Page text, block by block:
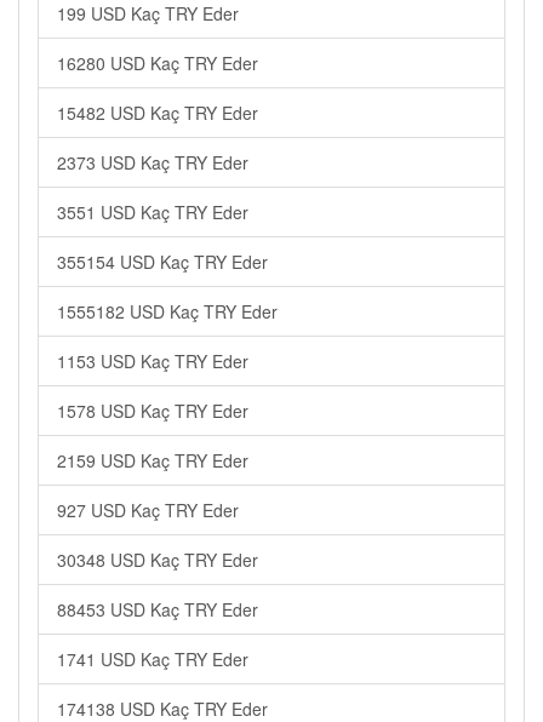
199 USD Kaç TRY Eder
16280 USD Kaç TRY Eder
15482 USD Kaç TRY Eder
2373 USD Kaç TRY Eder
3551 USD Kaç TRY Eder
355154 USD Kaç TRY Eder
1555182 USD Kaç TRY Eder
1153 USD Kaç TRY Eder
1578 USD Kaç TRY Eder
2159 USD Kaç TRY Eder
927 USD Kaç TRY Eder
30348 USD Kaç TRY Eder
88453 USD Kaç TRY Eder
1741 USD Kaç TRY Eder
174138 USD Kaç TRY Eder